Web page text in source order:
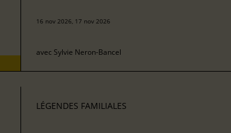
16 nov 2026, 17 nov 2026
avec Sylvie Neron-Bancel
LÉGENDES FAMILIALES